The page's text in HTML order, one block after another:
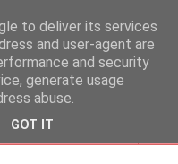
to deliver its services
and user-agent are
and security
generate usage
abuse.
GOT IT